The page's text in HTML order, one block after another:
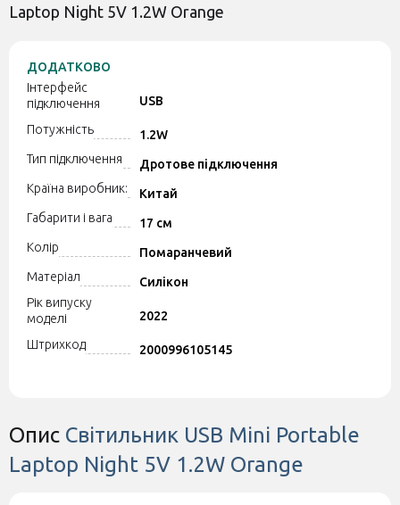
Laptop Night 5V 1.2W Orange
ДОДАТКОВО
Інтерфейс
підключення
USB
Потужність
1.2W
Тип підключення
Дротове підключення
Країна виробник:
Китай
Габарити і вага
17 см
Колір
Помаранчевий
Матеріал
Силікон
Рік випуску
моделі
2022
Штрихкод
2000996105145
Опис Світильник USB Mini Portable
Laptop Night 5V 1.2W Orange